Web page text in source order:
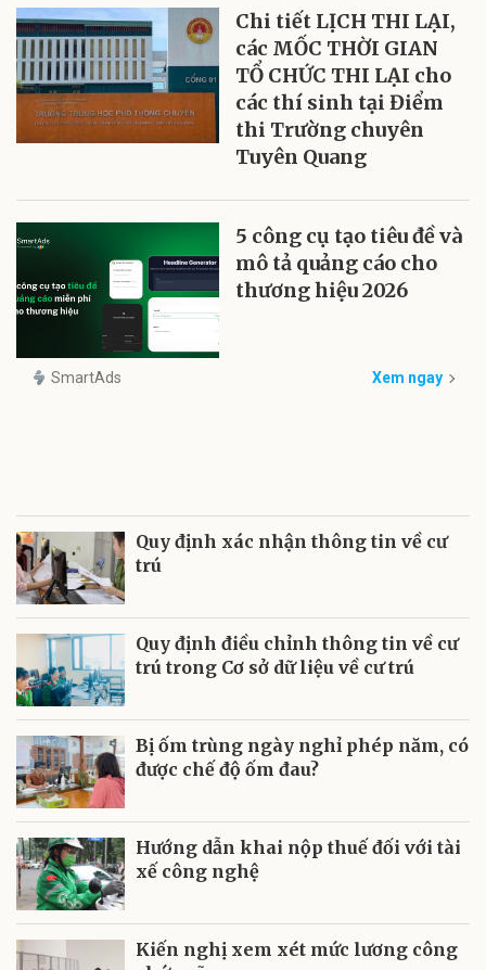
Chi tiết LỊCH THI LẠI,
các MỐC THỜI GIAN
TỔ CHỨC THI LẠI cho
các thí sinh tại Điểm
thi Trường chuyên
Tuyên Quang
5 công cụ tạo tiêu đề và
mô tả quảng cáo cho
thương hiệu 2026
SmartAds Xem ngay
Quy định xác nhận thông tin về cư
trú
Quy định điều chỉnh thông tin về cư
trú trong Cơ sở dữ liệu về cư trú
Bị ốm trùng ngày nghỉ phép năm, có
được chế độ ốm đau?
Hướng dẫn khai nộp thuế đối với tài
xế công nghệ
Kiến nghị xem xét mức lương công